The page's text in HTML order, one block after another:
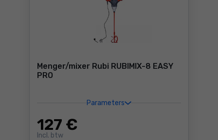
Menger/mixer Rubi RUBIMIX-8 EASY
PRO
Parameters
127 €
Incl. btw